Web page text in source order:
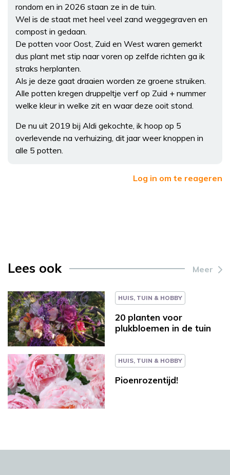
rondom en in 2026 staan ze in de tuin.
Wel is de staat met heel veel zand weggegraven en
compost in gedaan.
De potten voor Oost, Zuid en West waren gemerkt
dus plant met stip naar voren op zelfde richten ga ik
straks herplanten.
Als je deze gaat draaien worden ze groene struiken.
Alle potten kregen druppeltje verf op Zuid + nummer
welke kleur in welke zit en waar deze ooit stond.
De nu uit 2019 bij Aldi gekochte, ik hoop op 5
overlevende na verhuizing, dit jaar weer knoppen in
alle 5 potten.
Log in om te reageren
Lees ook Meer
HUIS, TUIN & HOBBY
20 planten voor
plukbloemen in de tuin
HUIS, TUIN & HOBBY
Pioenrozentijd!